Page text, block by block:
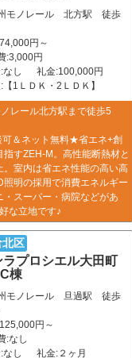
モノレール 北方駅 徒歩
円～
:3,000円
なし
礼金:100,000円
【1ＬＤＫ・2ＬＤＫ】
レール北方駅まで徒歩5
可＆ネット無料★省エネ+創
すZEH-M。高性能断熱材と
室内は省エネ性能の高い高
明の採用で消費エネルギー
スーパー・病院などがあ
な立地です♪
北区
ラプロシエル大田町
棟
モノレール 旦過駅 徒歩
円～
:なし
なし
礼金:２ヶ月